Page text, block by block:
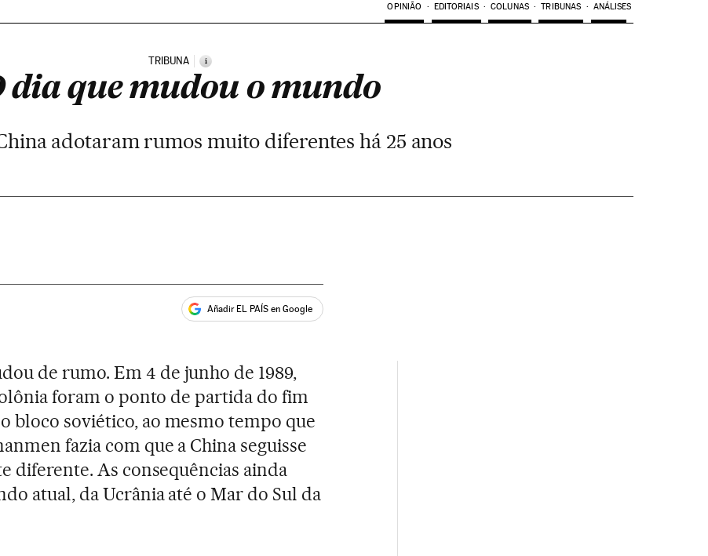
OPINIÃO EDITORIAIS COLUNAS TRIBUNAS ANÁLISES
TRIBUNA i
dia que mudou o mundo
adotaram rumos muito diferentes há 25 anos
Añadir EL PAÍS en Google
de rumo. Em 4 de junho de 1989,
foram o ponto de partida do fim
bloco soviético, ao mesmo tempo que
fazia com que a China seguisse
diferente. As consequências ainda
atual, da Ucrânia até o Mar do Sul da